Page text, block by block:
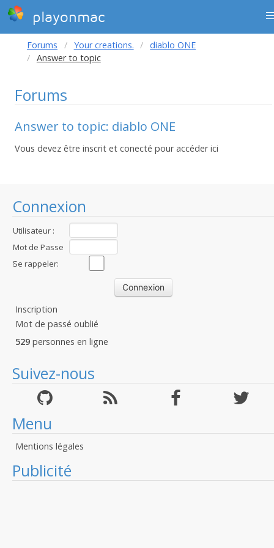
playonmac
Connexion
Utilisateur :
Mot de Passe
:Se rappeler:
Inscription
Mot de passé oublié
529 personnes en ligne
Suivez-nous
Menu
Mentions légales
Publicité
Forums Your creations.
diablo ONE
Answer to topic
Forums
Answer to topic: diablo ONE
Vous devez être inscrit et conecté pour accéder ici